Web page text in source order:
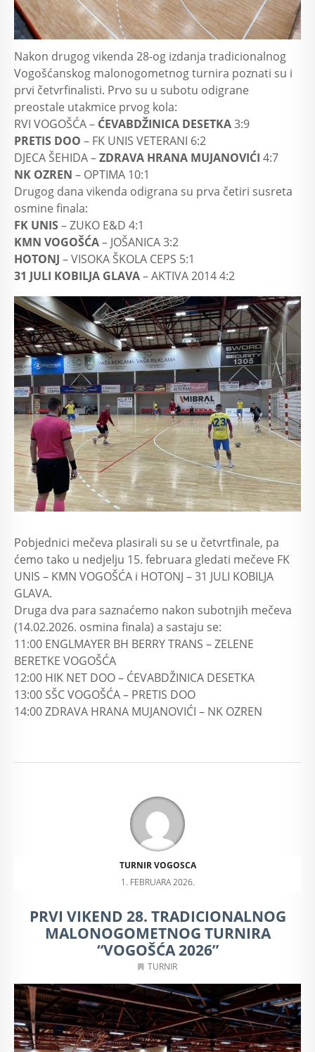
Nakon drugog vikenda 28-og izdanja tradicionalnog
Vogošćanskog malonogometnog turnira poznati su i
prvi četvrfinalisti. Prvo su u subotu odigrane
preostale utakmice prvog kola:
RVI VOGOŠĆA – ĆEVABDŽINICA DESETKA3:9
PRETIS DOO – FK UNIS VETERANI 6:2
DJECA ŠEHIDA –ZDRAVA HRANA MUJANOVIĆI 4:7
NK OZREN – OPTIMA 10:1
Drugog dana vikenda odigrana su prva četiri susreta
osmine finala:
FK UNIS– ZUKO E&D 4:1
KMN VOGOŠĆA– JOŠANICA 3:2
HOTONJ – VISOKA ŠKOLA CEPS 5:1
31 JULI KOBILJA GLAVA– AKTIVA 2014 4:2
Pobjednici mečeva plasirali su se u četvrtfinale, pa
ćemo tako u nedjelju 15. februara gledati mečeve FK
UNIS – KMN VOGOŠĆA i HOTONJ – 31 JULI KOBILJA
GLAVA.
Druga dva para saznaćemo nakon subotnjih mečeva
(14.02.2026. osmina finala) a sastaju se:
11:00 ENGLMAYER BH BERRY TRANS – ZELENE
BERETKE VOGOŠĆA
12:00 HIK NET DOO – ĆEVABDŽINICA DESETKA
13:00 SŠC VOGOŠĆA – PRETIS DOO
14:00 ZDRAVA HRANA MUJANOVIĆI – NK OZREN
TURNIR VOGOSCA
1. FEBRUARA 2026.
PRVI VIKEND 28. TRADICIONALNOG
MALONOGOMETNOG TURNIRA
“VOGOŠĆA 2026”
TURNIR